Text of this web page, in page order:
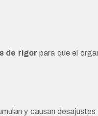
de rigor para que el
y causan desajustes